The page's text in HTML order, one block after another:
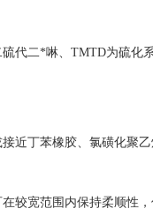
代二*啉、TMTD为硫化
丁苯橡胶、氯磺化聚乙
宽范围内保持柔顺性，